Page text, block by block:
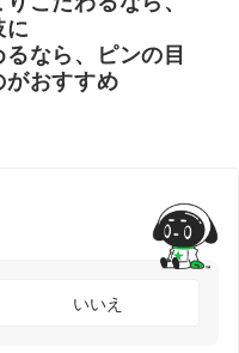
に
なら、ピンの目
がおすすめ
いいえ